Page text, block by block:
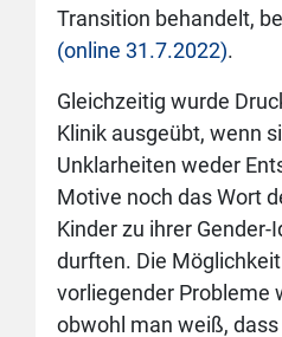
Transition behandelt,
(online 31.7.2022).
Gleichzeitig wurde
Klinik ausgeübt, wenn
Unklarheiten weder
Motive noch das Wort
Kinder zu ihrer
durften. Die Möglichkeit
vorliegender Probleme
obwohl man weiß,